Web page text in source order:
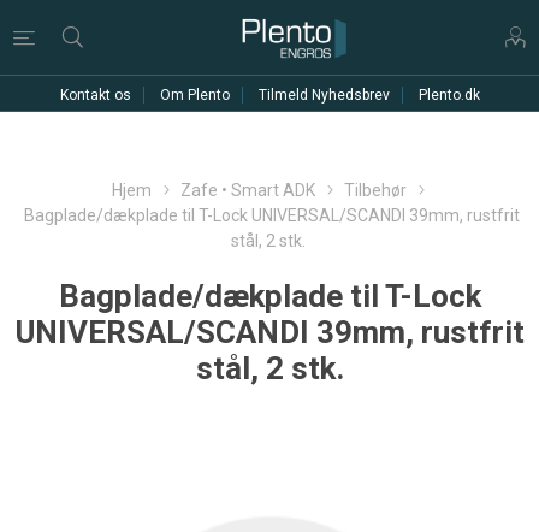
Kontakt os Om Plento Tilmeld Nyhedsbrev Plento.dk
Hjem Zafe • Smart ADK
Tilbehør
Bagplade/dækplade til T-Lock UNIVERSAL/SCANDI 39mm, rustfrit
stål, 2 stk.
Bagplade/dækplade til T-Lock
UNIVERSAL/SCANDI 39mm, rustfrit
stål, 2 stk.